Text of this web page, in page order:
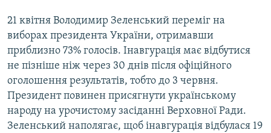
21 квітня Володимир Зеленський переміг на
виборах президента України, отримавши
приблизно 73% голосів. Інавгурація має відбутися
не пізніше ніж через 30 днів після офіційного
оголошення результатів, тобто до 3 червня.
Президент повинен присягнути українському
народу на урочистому засіданні Верховної Ради.
Зеленський наполягає, щоб інавгурація відбулася 19